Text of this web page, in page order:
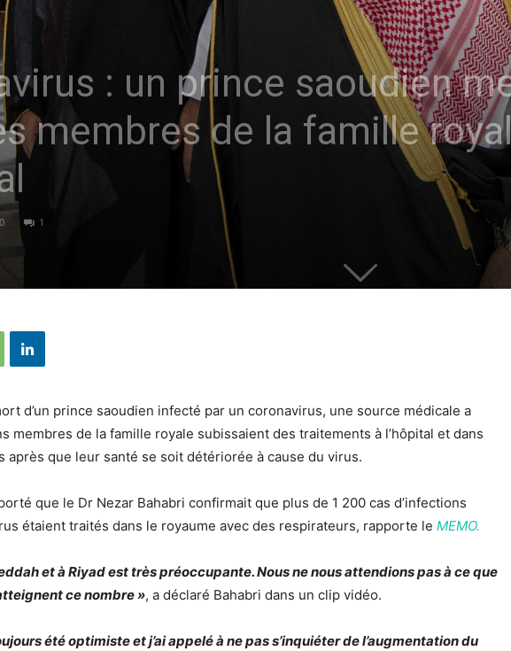
: un prince saoudien
membres de la famille
1
d’un prince saoudien infecté par un coronavirus, une source médicale a
membres de la famille royale subissaient des traitements à l’hôpital et dans
après que leur santé se soit détériorée à cause du virus.
que le Dr Nezar Bahabri confirmait que plus de 1 200 cas d’infections
étaient traités dans le royaume avec des respirateurs, rapporte le MEMO.
et à Riyad est très préoccupante. Nous ne nous attendions pas à ce que
ce nombre », a déclaré Bahabri dans un clip vidéo.
été optimiste et j’ai appelé à ne pas s’inquiéter de l’augmentation du